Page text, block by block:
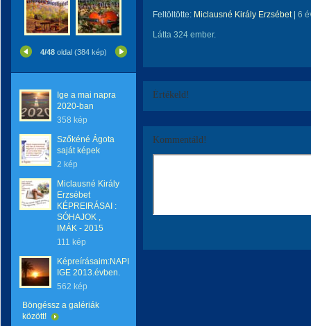
4/48 oldal (384 kép)
Ige a mai napra
2020-ban
358 kép
Szőkéné Ágota
saját képek
2 kép
Miclausné Király
Erzsébet
KÉPREIRÁSAI :
SÓHAJOK ,
IMÁK - 2015
111 kép
Képreírásaim:NAPI
IGE 2013.évben.
562 kép
Böngéssz a galériák
között!
Feltöltötte: Miclausné Király Erzsébet| 6
Látta 324 ember.
Értékeld!
Kommentáld!